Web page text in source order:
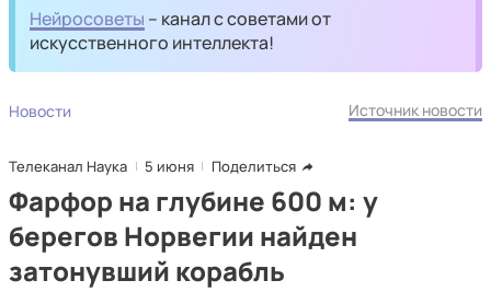
Нейросоветы – канал с советами от
искусственного интеллекта!
Новости Источник новости
Телеканал Наука 5 июня Поделиться
Фарфор на глубине 600 м: у
берегов Норвегии найден
затонувший корабль